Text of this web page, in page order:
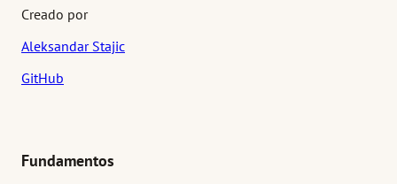
Creado por
Aleksandar Stajic
GitHub
Fundamentos